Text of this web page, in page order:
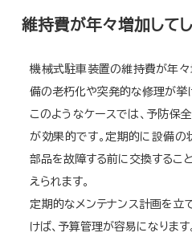
維持費が年々増加して
機械式駐車装置の維持費が年々
備の老朽化や突発的な修理が挙
このようなケースでは、予防保
が効果的です。定期的に設備の
部品を故障する前に交換するこ
えられます。
定期的なメンテナンス計画を立
けば、予算管理が容易になります